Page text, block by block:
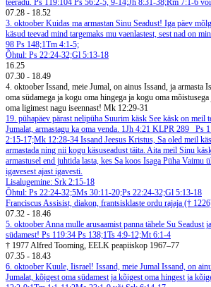
teeradu. Ps 119:104 Ps 56:2-5, 9-14;Jh 8:31-38;Rm 7:1-6
07.28 - 18.52
3. oktoober Kuidas ma armastan Sinu Seadust! Iga päev
käsud teevad mind targemaks mu vaenlastest, sest nad on
98 Ps 148;1Tm 4:1-5;
Õhtul: Ps 22:24-32;Gl 5:13-18
16.25
07.30 - 18.49
4. oktoober Issand, meie Jumal, on ainus Issand, ja armasta
oma südamega ja kogu oma hingega ja kogu oma
oma ligimest nagu iseennast! Mk 12:29-31
19. pühapäev pärast nelipüha Suurim käsk See käsk on meil
Jumalat, armastagu ka oma venda. 1Jh 4:21 KLPR 289
Ps
2:15-17;Mk 12:28-34 Issand Jeesus Kristus, Sa oled meil
armastada ning nii kogu käsuseadust täita. Aita meil Sinu
armastusel end juhtida lasta, kes Sa koos Isaga Püha Vaimu
igavesest ajast igavesti.
Lisalugemine: Srk 2:15-18
Õhtul: Ps 22:24-32;5Ms 30:11-20;Ps 22:24-32;Gl 5:13-18
Franciscus Assisist, diakon, frantsisklaste ordu rajaja (†
07.32 - 18.46
5. oktooberAnna mulle arusaamist panna tähele Su Seadust
südamest! Ps 119:34 Ps 138;1Ts 4:9-12;Mt 6:1-4
† 1977 Alfred Tooming, EELK peapiiskop 1967–77
07.35 - 18.43
6. oktoober Kuule, Iisrael! Issand, meie Jumal Issand, on
Jumalat, kõigest oma südamest ja kõigest oma hingest ja